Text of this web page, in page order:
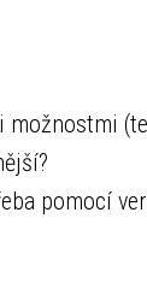
možnostmi
pomocí